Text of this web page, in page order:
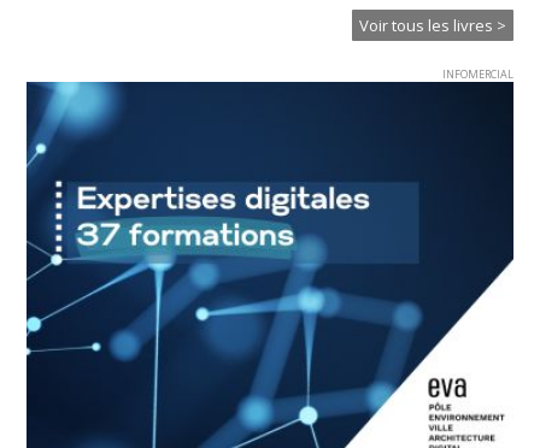
Voir tous les livres >
INFOMERCIAL